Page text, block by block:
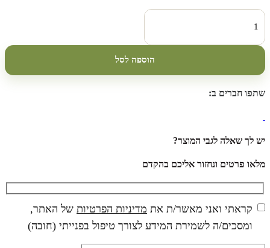
כמות
של
חרובים
20
ק"ג
הוספה לסל
שתפו חברים ב:
יש לך שאלה לגבי המוצר?
מלאו פרטים ונחזור אליכם בהקדם
קראתי ואני מאשר/ת את מדיניות הפרטיות של האתר,
ומסכים/ה לשמירת המידע לצורך טיפול בפנייתי (חובה)